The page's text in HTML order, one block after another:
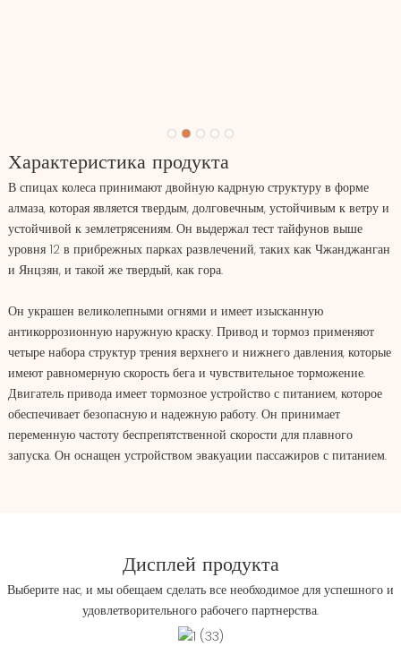
Характеристика продукта
В спицах колеса принимают двойную кадрную структуру в форме
алмаза, которая является твердым, долговечным, устойчивым к ветру и
устойчивой к землетрясениям. Он выдержал тест тайфунов выше
уровня 12 в прибрежных парках развлечений, таких как Чжанджанган
и Янцзян, и такой же твердый, как гора.
Он украшен великолепными огнями и имеет изысканную
антикоррозионную наружную краску. Привод и тормоз применяют
четыре набора структур трения верхнего и нижнего давления, которые
имеют равномерную скорость бега и чувствительное торможение.
Двигатель привода имеет тормозное устройство с питанием, которое
обеспечивает безопасную и надежную работу. Он принимает
переменную частоту беспрепятственной скорости для плавного
запуска. Он оснащен устройством эвакуации пассажиров с питанием.
Дисплей продукта
Выберите нас, и мы обещаем сделать все необходимое для успешного и
удовлетворительного рабочего партнерства.